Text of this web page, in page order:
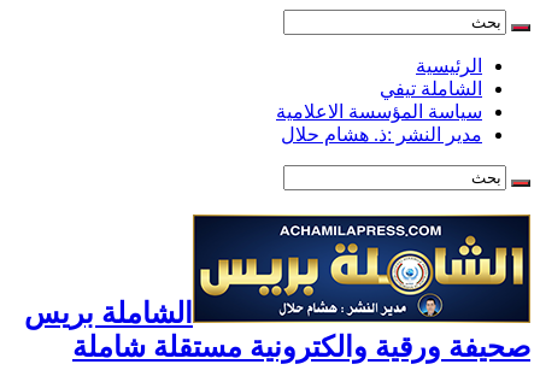
الرئيسية
الشاملة تيفي
سياسة المؤسسة الاعلامية
مدير النشر :ذ. هشام حلال
الشاملة بريس
صحيفة ورقية والكترونية مستقلة شاملة